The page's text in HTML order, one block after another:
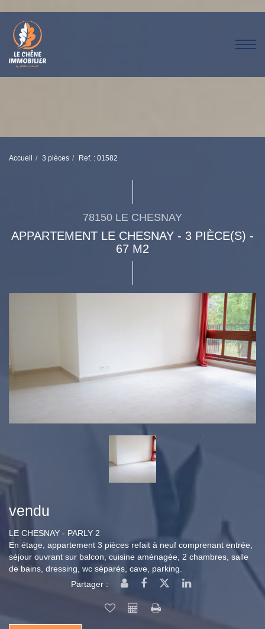
Accueil 3 pièces Ref. : 01582
78150 LE CHESNAY
APPARTEMENT LE CHESNAY - 3 PIÈCE(S) -
67 M2
vendu
LE CHESNAY - PARLY 2
En étage, appartement 3 pièces refait à neuf comprenant entrée,
séjour ouvrant sur balcon, cuisine aménagée, 2 chambres, salle
de bains, dressing, wc séparés, cave, parking.
Partager :